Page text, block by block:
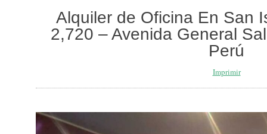
Alquiler de Oficina En San
2,720 – Avenida General
Perú
Imprimir